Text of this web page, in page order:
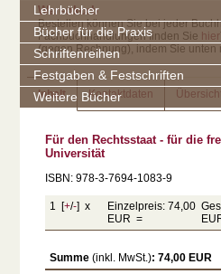
Lehrbücher
Bücher für die Praxis
Schriftenreihen
Festgaben & Festschriften
Weitere Bücher
Warenkorb
Bestellen können Sie bei jeder
Fachbuchhandlungen finden Sie hier
(gegen Rechnung), indem Sie unten
Inhalt Kontaktdaten
Für den Rechtsstaat - für die
Universität
ISBN: 978-3-7694-1083-9
1 [+/-] x
Einzelpreis: 74,00
EUR =
Summe (inkl. MwSt.): 74,00 EUR